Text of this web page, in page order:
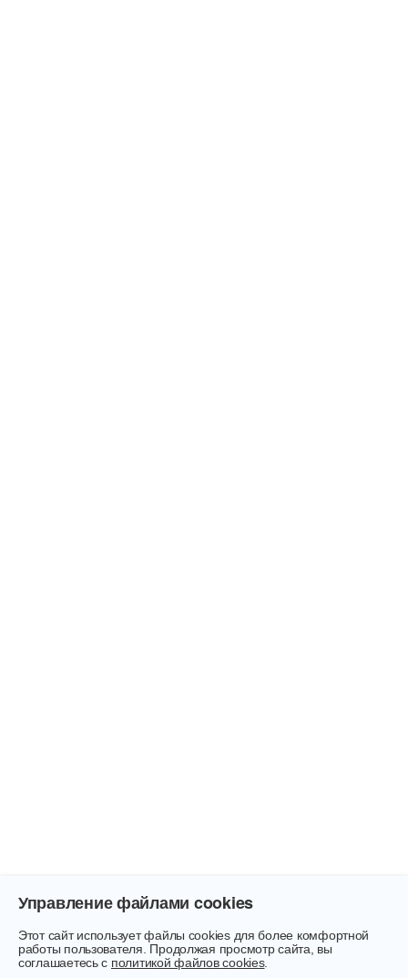
Управление файлами cookies
Этот сайт использует файлы cookies для более комфортной
работы пользователя. Продолжая просмотр сайта, вы
соглашаетесь с политикой файлов cookies.